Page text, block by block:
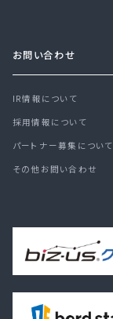
お問い合わせ
IR情報について
採用情報について
パートナー募集について
その他お問い合わせ